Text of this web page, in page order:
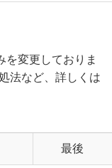
を変更しておりま
法など、詳しくは
最後